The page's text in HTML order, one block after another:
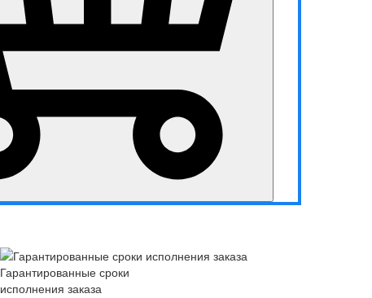
Гарантированные сроки
исполнения заказа